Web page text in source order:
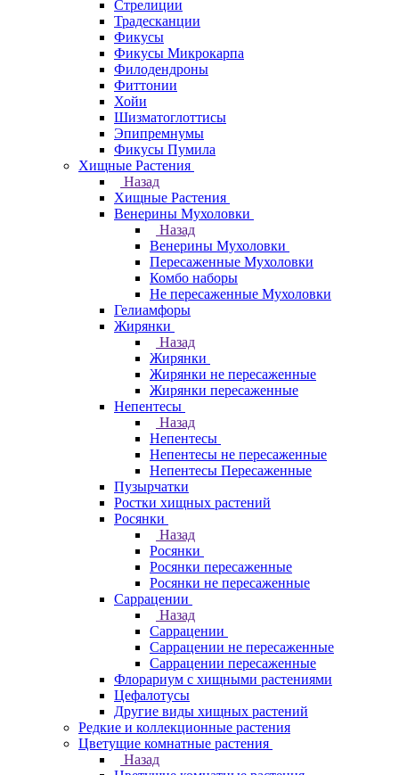
Стрелиции
Традесканции
Фикусы
Фикусы Микрокарпа
Филодендроны
Фиттонии
Хойи
Шизматоглоттисы
Эпипремнумы
Фикусы Пумила
Хищные Растения
Назад
Хищные Растения
Венерины Мухоловки
Назад
Венерины Мухоловки
Пересаженные Мухоловки
Комбо наборы
Не пересаженные Мухоловки
Гелиамфоры
Жирянки
Назад
Жирянки
Жирянки не пересаженные
Жирянки пересаженные
Непентесы
Назад
Непентесы
Непентесы не пересаженные
Непентесы Пересаженные
Пузырчатки
Ростки хищных растений
Росянки
Назад
Росянки
Росянки пересаженные
Росянки не пересаженные
Саррацении
Назад
Саррацении
Саррацении не пересаженные
Саррацении пересаженные
Флорариум с хищными растениями
Цефалотусы
Другие виды хищных растений
Редкие и коллекционные растения
Цветущие комнатные растения
Назад